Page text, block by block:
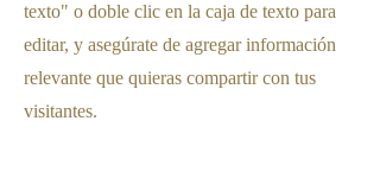
texto" o doble clic en la caja de texto para
editar, y asegúrate de agregar información
relevante que quieras compartir con tus
visitantes.